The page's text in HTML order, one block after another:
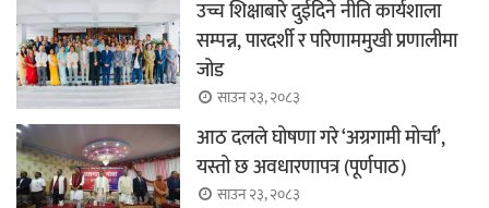
उच्च शिक्षाबारे दुईदिने नीति कार्यशाला
सम्पन्न, पारदर्शी र परिणाममुखी प्रणालीमा
जोड
साउन २३, २०८३
आठ दलले घोषणा गरे ‘अग्रगामी मोर्चा’,
यस्तो छ अवधारणापत्र (पूर्णपाठ)
साउन २३, २०८३